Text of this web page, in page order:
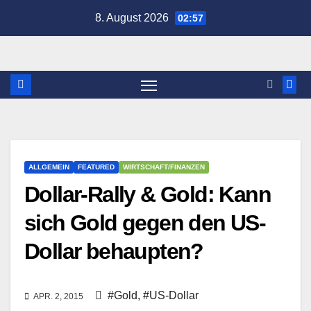
8. August 2026 02:57
ALLGEMEIN FEATURED WIRTSCHAFT/FINANZEN
Dollar-Rally & Gold: Kann
sich Gold gegen den US-
Dollar behaupten?
APR. 2, 2015 #Gold, #US-Dollar